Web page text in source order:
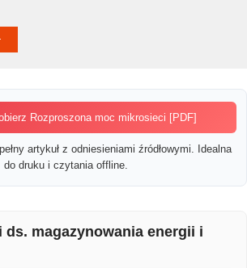
Rozproszona moc mikrosieci [PDF]
artykuł z odniesieniami źródłowymi. Idealna
do druku i czytania offline.
ds. magazynowania energii i